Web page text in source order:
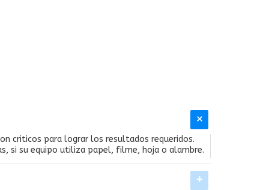
criticos para lograr los resultados requeridos.
si su equipo utiliza papel, filme, hoja o alambre.